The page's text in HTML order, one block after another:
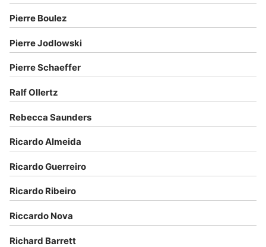
Pierre Boulez
Pierre Jodlowski
Pierre Schaeffer
Ralf Ollertz
Rebecca Saunders
Ricardo Almeida
Ricardo Guerreiro
Ricardo Ribeiro
Riccardo Nova
Richard Barrett